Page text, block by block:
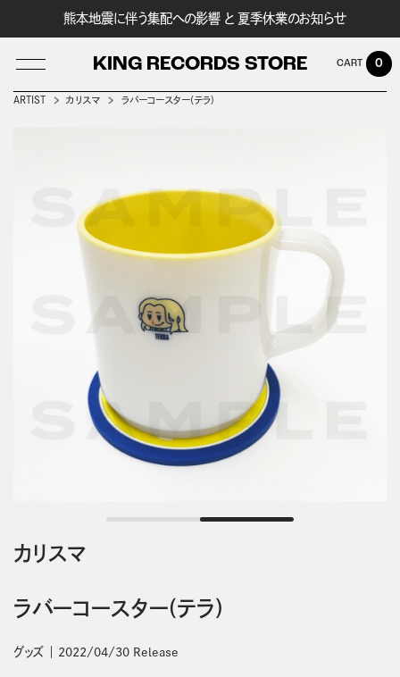
熊本地震に伴う集配への影響 と 夏季休業のお知らせ
KING RECORDS STORE 0
ARTIST カリスマ ラバーコースター(テラ)
カリスマ
ラバーコースター(テラ)
グッズ 2022/04/30 Release